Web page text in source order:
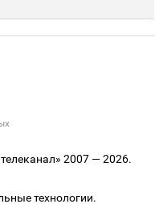
2007 — 2026.
технологии.